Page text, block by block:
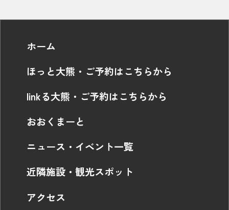
ホーム
ほっと大熊・ご予約はこちらから
linkる大熊・ご予約はこちらから
おおくまーと
ニュース・イベント一覧
近隣施設・観光スポット
アクセス